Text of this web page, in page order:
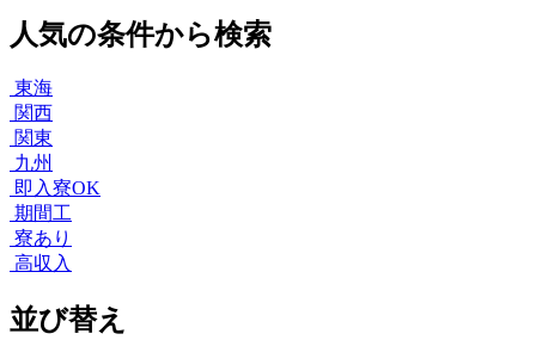
人気の条件から検索
東海
関西
関東
九州
即入寮OK
期間工
寮あり
高収入
並び替え